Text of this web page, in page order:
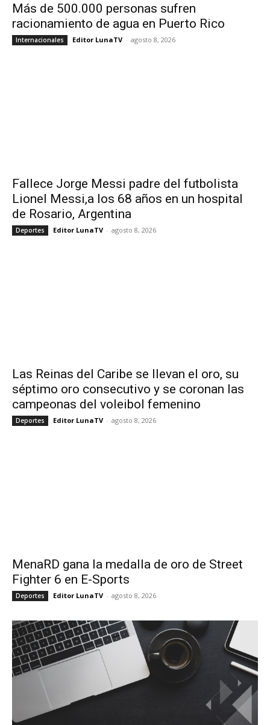
Más de 500.000 personas sufren
racionamiento de agua en Puerto Rico
Internacionales Editor LunaTV - agosto 8, 2026
Fallece Jorge Messi padre del futbolista
Lionel Messi,a los 68 años en un hospital
de Rosario, Argentina
Deportes Editor LunaTV - agosto 8, 2026
Las Reinas del Caribe se llevan el oro, su
séptimo oro consecutivo y se coronan las
campeonas del voleibol femenino
Deportes Editor LunaTV - agosto 8, 2026
MenaRD gana la medalla de oro de Street
Fighter 6 en E-Sports
Deportes Editor LunaTV - agosto 8, 2026